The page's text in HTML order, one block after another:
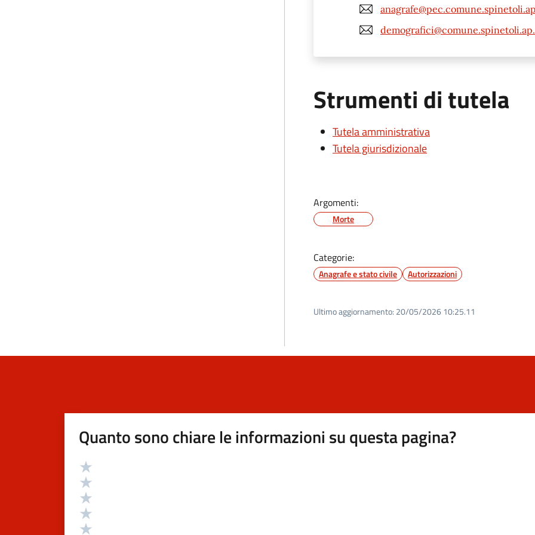
Strumenti di tutela
Tutela amministrativa
Tutela giurisdizionale
Argomenti:
Morte
Categorie:
Anagrafe e stato civile Autorizzazioni
Ultimo aggiornamento: 20/05/2026 10:25.11
Quanto sono chiare le informazioni su questa pagina?
Valutazione